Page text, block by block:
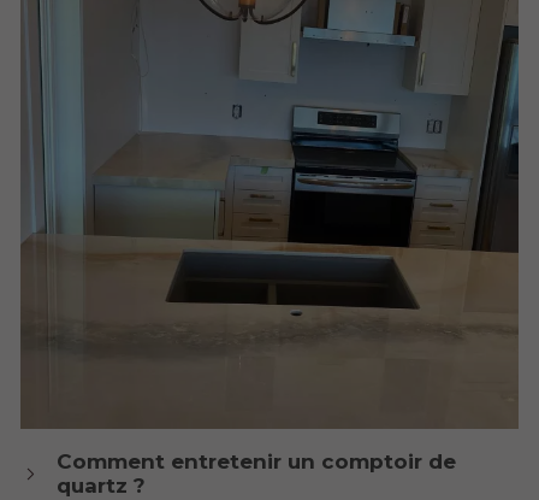
Comment entretenir un comptoir de
quartz ?